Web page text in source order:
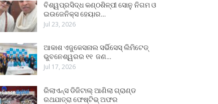
ବିଶ୍ୱପ୍ରସିଦ୍ଧ କଣ୍ଠଶିଳ୍ପୀ ସୋନୁ ନିଗମ ଓ
ଇଉଜେନିକ୍ସ ହେୟାର…
Jul 23, 2026
ଆକାଶ ଏଜୁକେସନାଲ ସର୍ଭିସେସ୍ ଲିମିଟେଡ୍
ଭୁବନେଶ୍ୱରର ୧୧ ଜଣ…
Jul 17, 2026
ରିଲାଏନ୍ସ ଡିଜିଟାଲ୍ ଆଣିଲା ଗ୍ରାଣ୍ଡ
ରଥଯାତ୍ରା ଫେଷ୍ଟିଭ୍ ଅଫର